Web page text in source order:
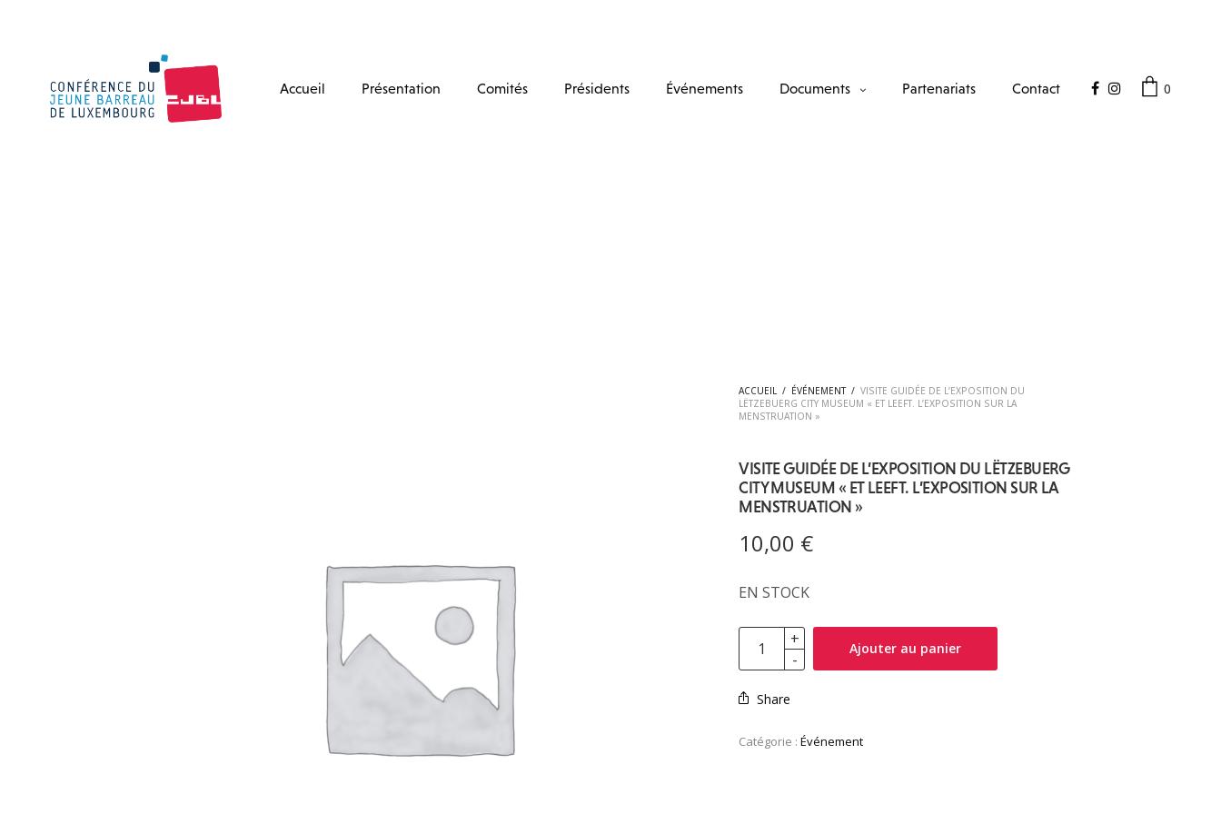
Accueil Présentation Comités Présidents Événements Documents Partenariats Contact 0
ACCUEIL / ÉVÉNEMENT / VISITE GUIDÉE DE L’EXPOSITION DU
LËTZEBUERG CITY MUSEUM « ET LEEFT. L’EXPOSITION SUR LA
MENSTRUATION »
VISITE GUIDÉE DE L’EXPOSITION DU LËTZEBUERG
CITY MUSEUM « ET LEEFT. L’EXPOSITION SUR LA
MENSTRUATION »
10,00 €
EN STOCK
Ajouter au panier
Share
Catégorie :Événement